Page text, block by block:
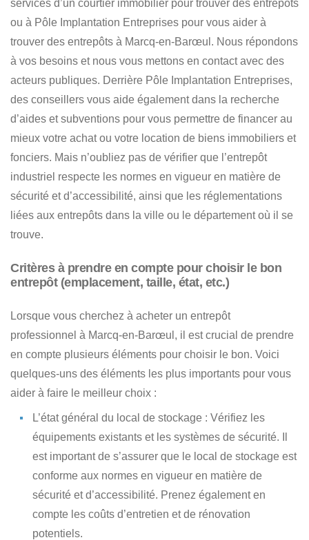
services d’un courtier immobilier pour trouver des entrepôts
ou à Pôle Implantation Entreprises pour vous aider à
trouver des entrepôts à Marcq-en-Barœul . Nous répondons
à vos besoins et nous vous mettons en contact avec des
acteurs publiques. Derrière Pôle Implantation Entreprises,
des conseillers vous aide également dans la recherche
d’aides et subventions pour vous permettre de financer au
mieux votre achat ou votre location de biens immobiliers et
fonciers. Mais n’oubliez pas de vérifier que l’entrepôt
industriel respecte les normes en vigueur en matière de
sécurité et d’accessibilité, ainsi que les réglementations
liées aux entrepôts dans la ville ou le département où il se
trouve.
Critères à prendre en compte pour choisir le bon
entrepôt (emplacement, taille, état, etc.)
Lorsque vous cherchez à acheter un entrepôt
professionnel à Marcq-en-Barœul , il est crucial de prendre
en compte plusieurs éléments pour choisir le bon. Voici
quelques-uns des éléments les plus importants pour vous
aider à faire le meilleur choix :
L’état général du local de stockage : Vérifiez les
équipements existants et les systèmes de sécurité. Il
est important de s’assurer que le local de stockage est
conforme aux normes en vigueur en matière de
sécurité et d’accessibilité. Prenez également en
compte les coûts d’entretien et de rénovation
potentiels.